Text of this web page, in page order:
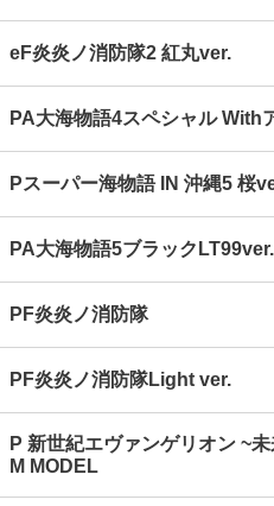
eF炎炎ノ消防隊2 紅丸ver.
PA大海物語4スペシャル With
Pスーパー海物語 IN 沖縄5 桜
PA大海物語5ブラックLT99ver.
PF炎炎ノ消防隊
PF炎炎ノ消防隊Light ver.
P 新世紀エヴァンゲリオン ~
M MODEL